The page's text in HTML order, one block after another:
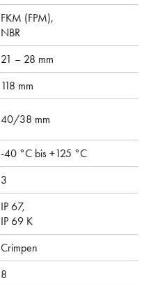
FKM (FPM),
NBR
21 – 28 mm
118 mm
40/38 mm
-40 °C bis +125 °C
3
IP 67,
IP 69 K
Crimpen
8